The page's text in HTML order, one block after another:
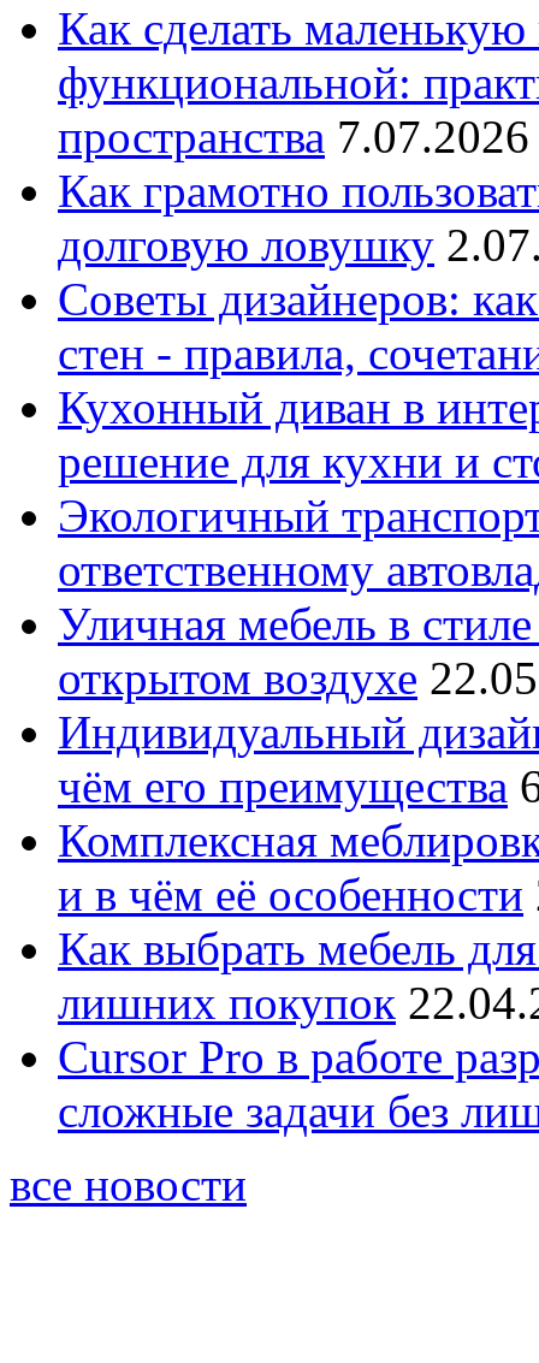
Как сделать
функциональной:
пространства
Как грамотно
долговую ловушку
Советы дизайнеров:
стен - правила,
Кухонный диван в
решение для кухни и
Экологичный
ответственному
Уличная мебель в
открытом воздухе
Индивидуальный
чём его преимущества
Комплексная
и в чём её особенности
Как выбрать мебель
лишних покупок
Cursor Pro в работе
сложные задачи без
все новости